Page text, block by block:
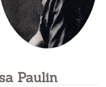
Paulin